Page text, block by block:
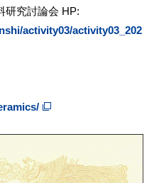
研究討論会 HP:
activity03/activity03_202